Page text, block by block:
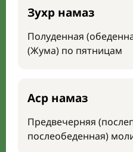
Зухр намаз
Полуденная
(Жума) по пятницам
Аср намаз
Предвечерняя
послеобеденная)